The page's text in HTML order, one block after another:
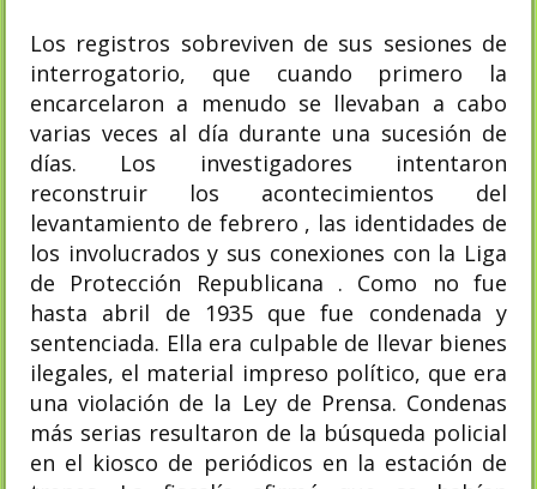
Los registros sobreviven de sus sesiones de
interrogatorio, que cuando primero la
encarcelaron a menudo se llevaban a cabo
varias veces al día durante una sucesión de
días. Los investigadores intentaron
reconstruir los acontecimientos del
levantamiento de febrero , las identidades de
los involucrados y sus conexiones con la Liga
de Protección Republicana . Como no fue
hasta abril de 1935 que fue condenada y
sentenciada. Ella era culpable de llevar bienes
ilegales, el material impreso político, que era
una violación de la Ley de Prensa. Condenas
más serias resultaron de la búsqueda policial
en el kiosco de periódicos en la estación de